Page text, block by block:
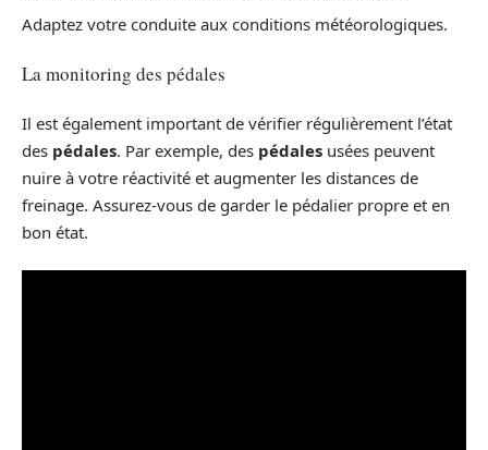
Adaptez votre conduite aux conditions météorologiques.
La monitoring des pédales
Il est également important de vérifier régulièrement l’état
des pédales. Par exemple, des pédales usées peuvent
nuire à votre réactivité et augmenter les distances de
freinage. Assurez-vous de garder le pédalier propre et en
bon état.